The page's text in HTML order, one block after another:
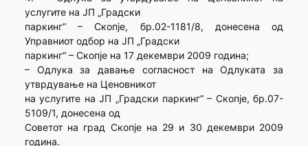
услугите на ЈП „Градски
паркинг“ – Скопје, бр.02-1181/8, донесена од
Управниот одбор на ЈП „Градски
паркинг“ – Скопје на 17 декември 2009 година;
– Одлука за давање согласност на Одлуката за
утврдување на Ценовникот
на услугите на ЈП „Градски паркинг“ – Скопје, бр.07-
5109/1, донесена од
Советот на град Скопје на 29 и 30 декември 2009
година.